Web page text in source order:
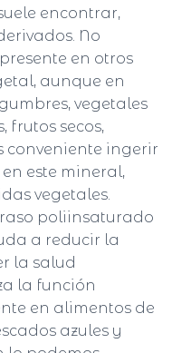
encontrar,
No
en otros
aunque en
vegetales
frutos secos,
conveniente ingerir
este mineral,
vegetales.
poliinsaturado
a reducir la
la salud
la función
en alimentos de
azules y